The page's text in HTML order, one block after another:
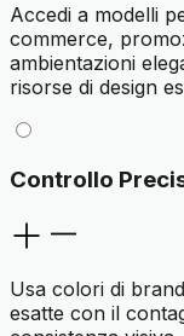
Accedi a modelli
commerce,
ambientazioni
risorse di design
Controllo
Usa colori di
esatte con il